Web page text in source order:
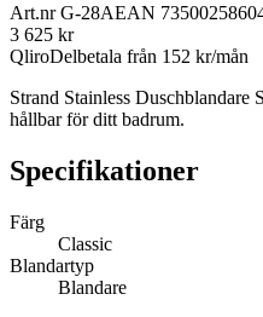
Art.nrG-28AEAN
3 625 kr
QliroDelbetala från 152 kr/mån
Strand Stainless Duschblandare
hållbar för ditt badrum.
Specifikationer
Färg
Classic
Blandartyp
Blandare